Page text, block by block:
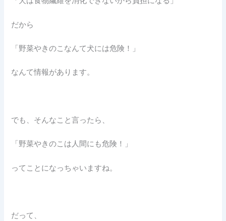
だから
「野菜やきのこなんて犬には危険！」
なんて情報があります。
でも、そんなこと言ったら、
「野菜やきのこは人間にも危険！」
ってことになっちゃいますね。
だって、